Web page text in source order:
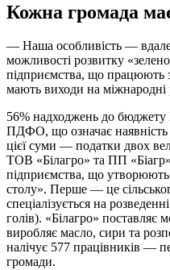
Кожна громада
— Наша особливість — вдале
можливості розвитку
підприємства, що працюють
мають виходи на міжнародні
56% надходжень до бюджету
ПДФО, що означає наявність
цієї суми — податки двох
ТОВ «Білагро» та ПП
підприємства, що
столу». Перше — це
спеціалізується на
голів). «Білагро» поставляє
виробляє масло, сири та
налічує 577 працівників —
громади.